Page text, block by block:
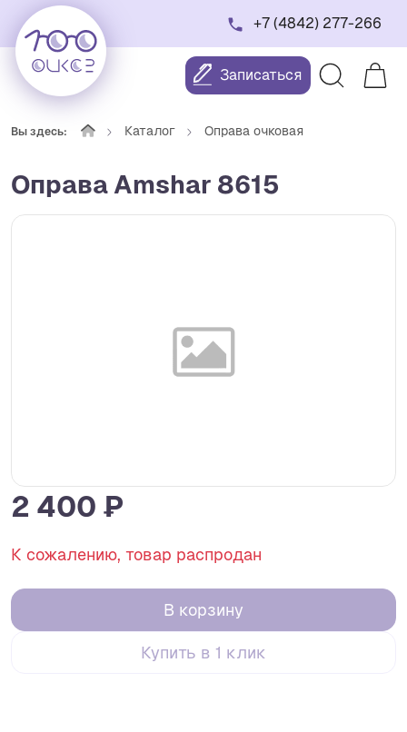
+7 (4842) 277-266
Записаться
Вы здесь: Каталог Оправа очковая
Оправа Amshar 8615
2 400 ₽
К сожалению, товар распродан
В корзину
Купить в 1 клик